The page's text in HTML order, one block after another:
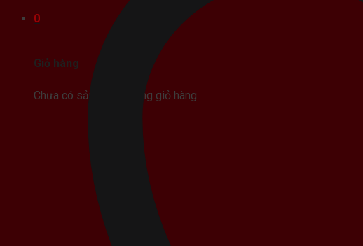
0
Giỏ hàng
Chưa có sản phẩm trong giỏ hàng.